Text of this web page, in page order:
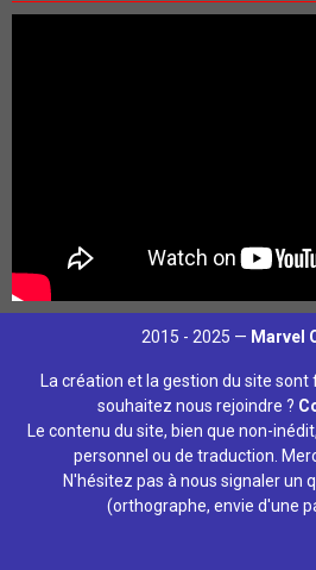
2015 - 2025 — Marvel
La création et la gestion du site
souhaitez nous rejoindre ?
Le contenu du site, bien que non-
personnel ou de traduction.
N'hésitez pas à nous signaler un
(orthographe, envie d'une